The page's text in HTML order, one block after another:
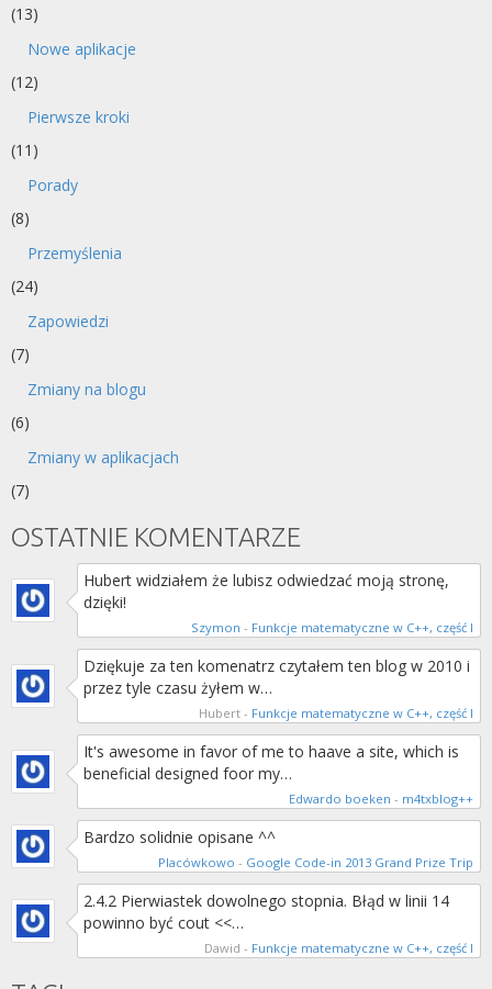
(13)
Nowe aplikacje
(12)
Pierwsze kroki
(11)
Porady
(8)
Przemyślenia
(24)
Zapowiedzi
(7)
Zmiany na blogu
(6)
Zmiany w aplikacjach
(7)
OSTATNIE KOMENTARZE
Hubert widziałem że lubisz odwiedzać moją stronę,
dzięki!
Szymon - Funkcje matematyczne w C++, część I
Dziękuje za ten komenatrz czytałem ten blog w 2010 i
przez tyle czasu żyłem w…
Hubert - Funkcje matematyczne w C++, część I
It's awesome in favor of me to haave a site, which is
beneficial designed foor my…
Edwardo boeken - m4txblog++
Bardzo solidnie opisane ^^
Placówkowo - Google Code-in 2013 Grand Prize Trip
2.4.2 Pierwiastek dowolnego stopnia. Błąd w linii 14
powinno być cout <<…
Dawid - Funkcje matematyczne w C++, część I